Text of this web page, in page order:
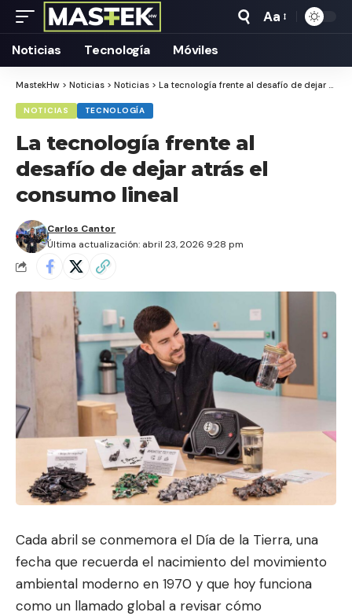
Tamaño
Aa
Noticias Tecnología Móviles
MastekHw > Noticias > Noticias > La tecnología frente al desafío de dejar atrás el consumo lineal
NOTICIAS TECNOLOGÍA
La tecnología frente al
desafío de dejar atrás el
consumo lineal
Última actualización: abril 23, 2026 9:28 pm
Carlos Cantor
Cada abril se conmemora el Día de la Tierra, una
fecha que recuerda el nacimiento del movimiento
ambiental moderno en 1970 y que hoy funciona
como un llamado global a revisar cómo